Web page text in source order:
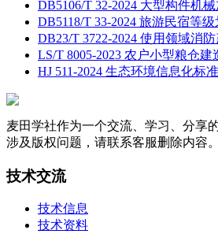
DB5106/T 32-2024 大型构件机
DB5118/T 33-2024 旅游民宿等
DB23/T 3722-2024 使用领域消
LS/T 8005-2023 农户小型粮仓建
HJ 511-2024 生态环境信息化标
麦田学社作为一个交流、学习、分享
涉及版权问题，请联系客服删除内容。
技术交流
技术信息
技术资料